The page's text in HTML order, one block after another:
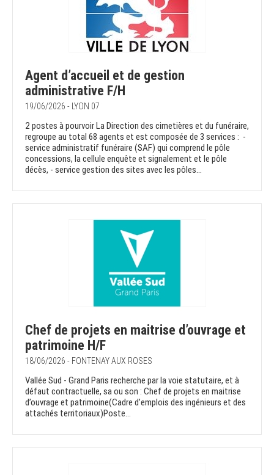
Agent d’accueil et de gestion
administrative F/H
19/06/2026 - LYON 07
2 postes à pourvoir La Direction des cimetières et du funéraire,
regroupe au total 68 agents et est composée de 3 services : -
service administratif funéraire (SAF) qui comprend le pôle
concessions, la cellule enquête et signalement et le pôle
décès, - service gestion des sites avec les pôles...
Chef de projets en maitrise d’ouvrage et
patrimoine H/F
18/06/2026 - FONTENAY AUX ROSES
Vallée Sud - Grand Paris recherche par la voie statutaire, et à
défaut contractuelle, sa ou son : Chef de projets en maitrise
d’ouvrage et patrimoine(Cadre d’emplois des ingénieurs et des
attachés territoriaux)Poste...